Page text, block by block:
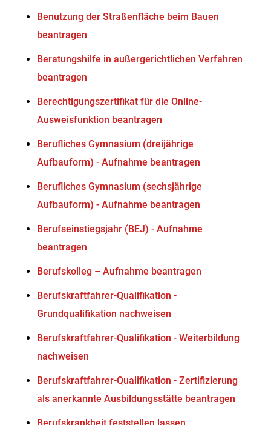
Benutzung der Straßenfläche beim Bauen
beantragen
Beratungshilfe in außergerichtlichen Verfahren
beantragen
Berechtigungszertifikat für die Online-
Ausweisfunktion beantragen
Berufliches Gymnasium (dreijährige
Aufbauform) - Aufnahme beantragen
Berufliches Gymnasium (sechsjährige
Aufbauform) - Aufnahme beantragen
Berufseinstiegsjahr (BEJ) - Aufnahme
beantragen
Berufskolleg – Aufnahme beantragen
Berufskraftfahrer-Qualifikation -
Grundqualifikation nachweisen
Berufskraftfahrer-Qualifikation - Weiterbildung
nachweisen
Berufskraftfahrer-Qualifikation - Zertifizierung
als anerkannte Ausbildungsstätte beantragen